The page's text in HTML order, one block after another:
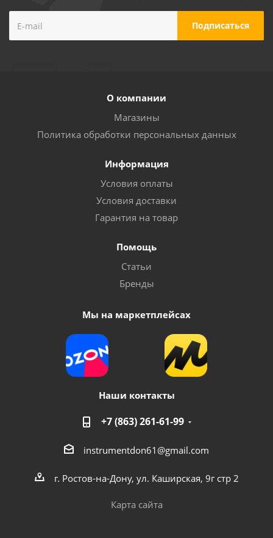
О компании
Магазины
Политика обработки персональных данных
Информация
Условия оплаты
Условия доставки
Гарантия на товар
Помощь
Статьи
Бренды
Мы на маркетплейсах
Наши контакты
+7 (863) 261-61-99
instrumentdon61@gmail.com
г. Ростов-на-Дону, ул. Каширская, 9г стр 2
Карта сайта